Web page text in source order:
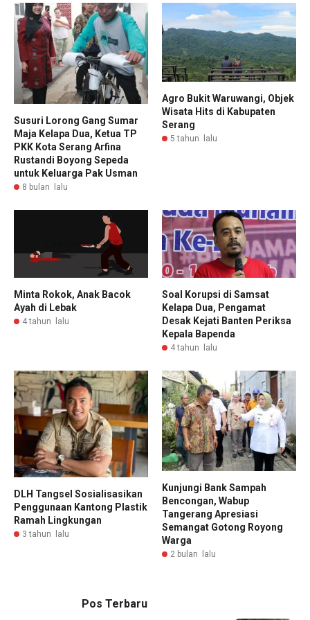
Susuri Lorong Gang Sumar
Maja Kelapa Dua, Ketua TP
PKK Kota Serang Arfina
Rustandi Boyong Sepeda
untuk Keluarga Pak Usman
8 bulan lalu
Agro Bukit Waruwangi, Objek
Wisata Hits di Kabupaten
Serang
5 tahun lalu
Minta Rokok, Anak Bacok
Ayah di Lebak
4 tahun lalu
Soal Korupsi di Samsat
Kelapa Dua, Pengamat
Desak Kejati Banten Periksa
Kepala Bapenda
4 tahun lalu
DLH Tangsel Sosialisasikan
Penggunaan Kantong Plastik
Ramah Lingkungan
3 tahun lalu
Kunjungi Bank Sampah
Bencongan, Wabup
Tangerang Apresiasi
Semangat Gotong Royong
Warga
2 bulan lalu
Pos Terbaru